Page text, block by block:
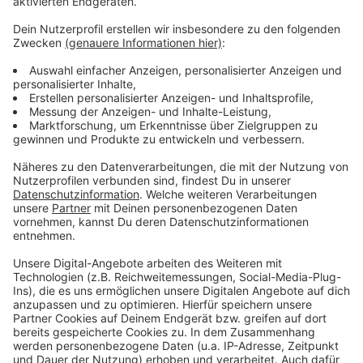
Es gibt diese Dinge im Leben, die können uns zur
Weißglut treiben. Bahnstreiks. Plötzlicher Schneefall.
Autofahren können. Menschen, die seltsame Wörter
benutzen. Wo andere sich vor Verzweiflung das
Gesicht bis zum Bauchnabel ziehen oder ihren Kopf
gegen die Wand hauen wollen, geht in eben diesem
zwischen wirren Gedanken und scharfer
Alltagsbeobachtung. Ein bisschen ausgeflippt,
meistens bunt und nie ganz ernst gemeint.